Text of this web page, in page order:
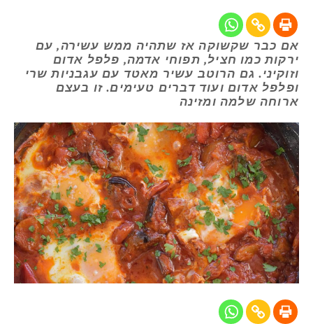
אם כבר שקשוקה אז שתהיה ממש עשירה, עם
ירקות כמו חציל, תפוחי אדמה, פלפל אדום
וזוקיני. גם הרוטב עשיר מאטד עם עגבניות שרי
ופלפל אדום ועוד דברים טעימים. זו בעצם
ארוחה שלמה ומזינה